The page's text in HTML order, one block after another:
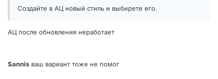
Создайте в АЦ новый стиль и выбирете его.
АЦ после обновления неработает
Sannis ваш вариант тоже не помог